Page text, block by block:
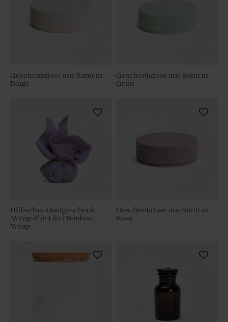
Geschenkdose aus Samt in
Beige
Geschenkdose aus Samt in
Grün
Hübsches Gastgeschenk
'Wrap it' in Lila | Bonbon-
Wrap
Geschenkdose aus Samt in
Rosa